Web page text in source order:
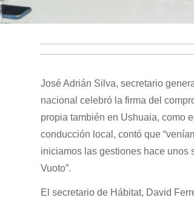
José Adrián Silva, secretario
nacional celebró la firma del
propia también en Ushuaia, como
conducción local, contó que
iniciamos las gestiones hace unos
Vuoto”.
El secretario de Hábitat, David